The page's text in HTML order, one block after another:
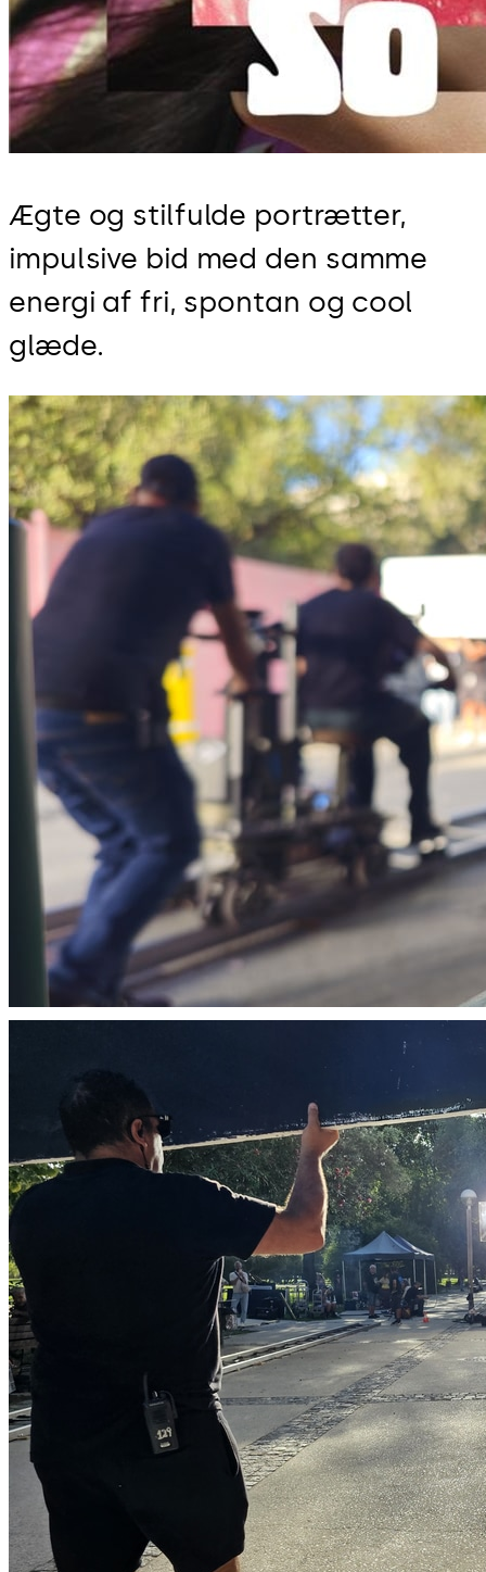
Ægte og stilfulde portrætter,
impulsive bid med den samme
energi af fri, spontan og cool
glæde.